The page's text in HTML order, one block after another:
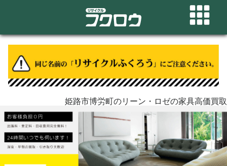
姫路市博労町のリーン・ロゼの家具高価買取